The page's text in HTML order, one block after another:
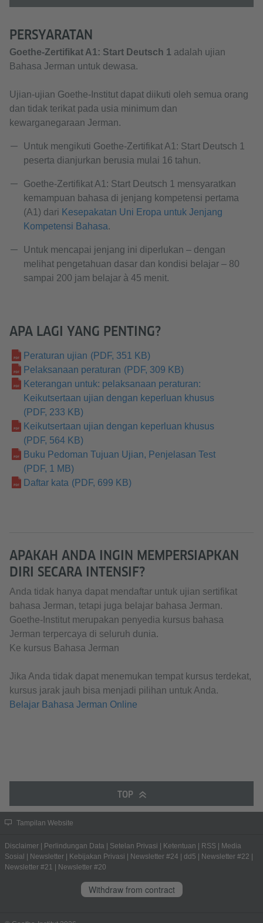
PERSYARATAN
Goethe-Zertifikat A1: Start Deutsch 1 adalah ujian
Bahasa Jerman untuk dewasa.
Ujian-ujian Goethe-Institut dapat diikuti oleh semua orang
dan tidak terikat pada usia minimum dan
kewarganegaraan Jerman.
Untuk mengikuti Goethe-Zertifikat A1: Start Deutsch 1
peserta dianjurkan berusia mulai 16 tahun.
Goethe-Zertifikat A1: Start Deutsch 1 mensyaratkan
kemampuan bahasa di jenjang kompetensi pertama
(A1) dari Kesepakatan Uni Eropa untuk Jenjang
Kompetensi Bahasa.
Untuk mencapai jenjang ini diperlukan – dengan
melihat pengetahuan dasar dan kondisi belajar – 80
sampai 200 jam belajar à 45 menit.
APA LAGI YANG PENTING?
Peraturan ujian (PDF, 351 KB)
Pelaksanaan peraturan (PDF, 309 KB)
Keterangan untuk: pelaksanaan peraturan:
Keikutsertaan ujian dengan keperluan khusus
(PDF, 233 KB)
Keikutsertaan ujian dengan keperluan khusus
(PDF, 564 KB)
Buku Pedoman Tujuan Ujian, Penjelasan Test
(PDF, 1 MB)
Daftar kata (PDF, 699 KB)
APAKAH ANDA INGIN MEMPERSIAPKAN
DIRI SECARA INTENSIF?
Anda tidak hanya dapat mendaftar untuk ujian sertifikat
bahasa Jerman, tetapi juga belajar bahasa Jerman.
Goethe-Institut merupakan penyedia kursus bahasa
Jerman terpercaya di seluruh dunia.
Ke kursus Bahasa Jerman
Jika Anda tidak dapat menemukan tempat kursus terdekat,
kursus jarak jauh bisa menjadi pilihan untuk Anda.
Belajar Bahasa Jerman Online
TOP
Tampilan Website
Disclaimer Perlindungan Data Setelan Privasi Ketentuan RSS
Media
Sosial
Newsletter Kebijakan Privasi Newsletter #24 dd5 Newsletter #22
Newsletter #21
Newsletter #20
Withdraw from contract